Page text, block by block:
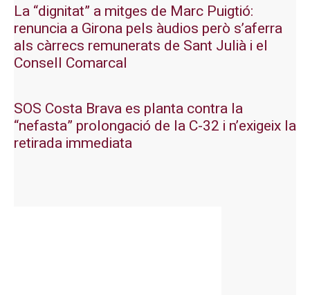
La “dignitat” a mitges de Marc Puigtió:
renuncia a Girona pels àudios però s’aferra
als càrrecs remunerats de Sant Julià i el
Consell Comarcal
SOS Costa Brava es planta contra la
“nefasta” prolongació de la C-32 i n’exigeix la
retirada immediata